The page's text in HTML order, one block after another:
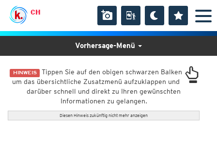
CH
HINWEIS Tippen Sie auf den obigen schwarzen Balken
um das übersichtliche Zusatzmenü aufzuklappen und
darüber schnell und direkt zu Ihren gewünschten
Informationen zu gelangen.
Diesen Hinweis zukünftig nicht mehr anzeigen
Vorhersage-Menü